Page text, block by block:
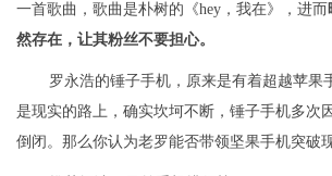
一首歌曲，歌曲是朴树的《hey，我在》，进而
然存在，让其粉丝不要担心。
罗永浩的锤子手机，原来是有着超越苹果
是现实的路上，确实坎坷不断，锤子手机多次
倒闭。那么你认为老罗能否带领坚果手机突破